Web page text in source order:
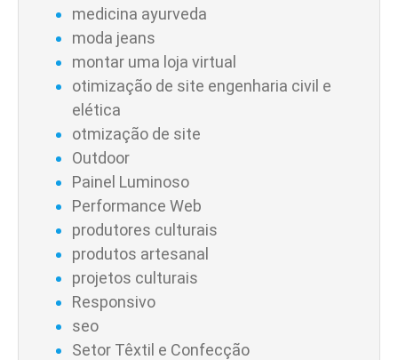
medicina ayurveda
moda jeans
montar uma loja virtual
otimização de site engenharia civil e
elética
otmização de site
Outdoor
Painel Luminoso
Performance Web
produtores culturais
produtos artesanal
projetos culturais
Responsivo
seo
Setor Têxtil e Confecção